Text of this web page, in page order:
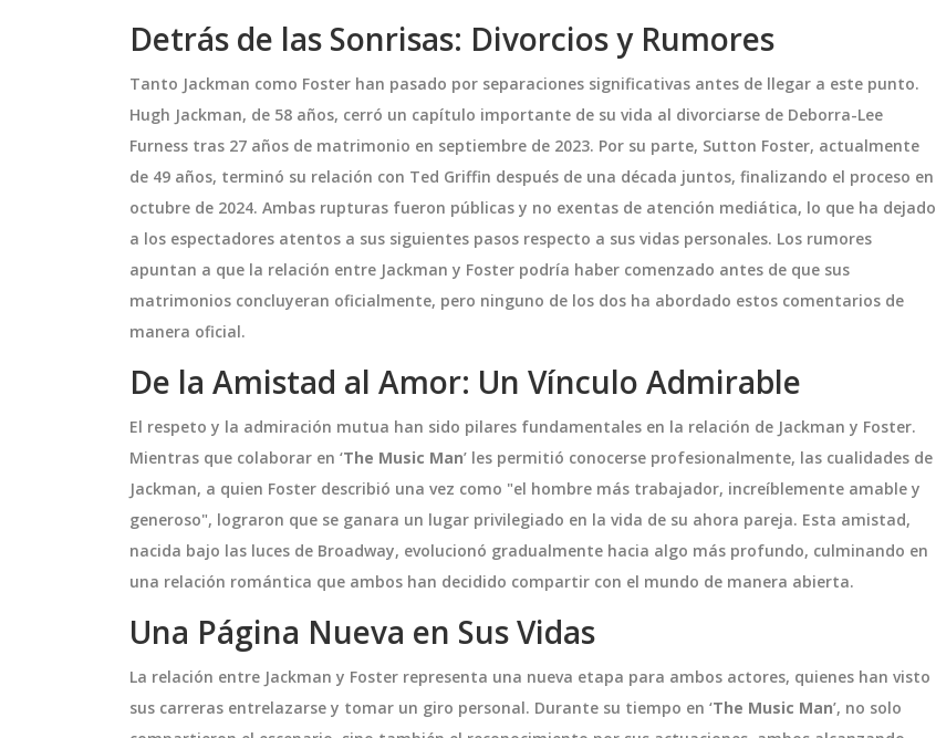
Detrás de las Sonrisas: Divorcios y Rumores
Tanto Jackman como Foster han pasado por separaciones significativas antes de llegar a este punto.
Hugh Jackman, de 58 años, cerró un capítulo importante de su vida al divorciarse de Deborra-Lee
Furness tras 27 años de matrimonio en septiembre de 2023. Por su parte, Sutton Foster, actualmente
de 49 años, terminó su relación con Ted Griffin después de una década juntos, finalizando el proceso en
octubre de 2024. Ambas rupturas fueron públicas y no exentas de atención mediática, lo que ha dejado
a los espectadores atentos a sus siguientes pasos respecto a sus vidas personales. Los rumores
apuntan a que la relación entre Jackman y Foster podría haber comenzado antes de que sus
matrimonios concluyeran oficialmente, pero ninguno de los dos ha abordado estos comentarios de
manera oficial.
De la Amistad al Amor: Un Vínculo Admirable
El respeto y la admiración mutua han sido pilares fundamentales en la relación de Jackman y Foster.
Mientras que colaborar en ‘The Music Man’ les permitió conocerse profesionalmente, las cualidades de
Jackman, a quien Foster describió una vez como "el hombre más trabajador, increíblemente amable y
generoso", lograron que se ganara un lugar privilegiado en la vida de su ahora pareja. Esta amistad,
nacida bajo las luces de Broadway, evolucionó gradualmente hacia algo más profundo, culminando en
una relación romántica que ambos han decidido compartir con el mundo de manera abierta.
Una Página Nueva en Sus Vidas
La relación entre Jackman y Foster representa una nueva etapa para ambos actores, quienes han visto
sus carreras entrelazarse y tomar un giro personal. Durante su tiempo en ‘The Music Man’, no solo
DEPORTES DEPORTES